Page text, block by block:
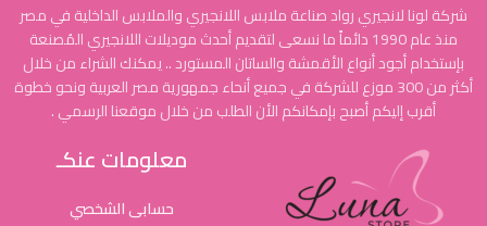
شركة لونا لانجيري رواد صناعة ملابس اللانجيري والملابس الداخلية في مصر
منذ عام 1990 دائماً ما نسعى لتقديم أحدث موديلات اللانجيري المُصنعة
بإستخدام أجود أنواع الأقمشة والساتان المستورد .. يمكنك الشراء من خلال
أكثر من 300 موزع للشركة في جميع أنحاء جمهورية مصر العربية ونحو خطوة
أقرب إليكم أصبح بإمكانكم الأن الطلب من خلال موقعنا الرسمي .
معلومات عنكـ
حسابى الشخصي